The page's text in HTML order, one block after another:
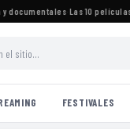
·Las 10 películas
FESTIVALES